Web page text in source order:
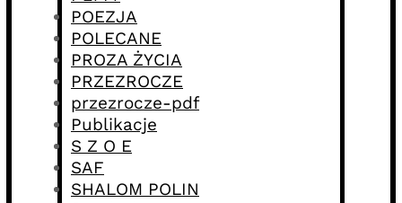
POEZJA
POLECANE
PROZA ŻYCIA
PRZEZROCZE
przezrocze-pdf
Publikacje
S Z O E
SAF
SHALOM POLIN